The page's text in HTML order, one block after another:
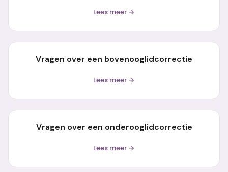
Lees meer →
Vragen over een bovenooglidcorrectie
Lees meer →
Vragen over een onderooglidcorrectie
Lees meer →